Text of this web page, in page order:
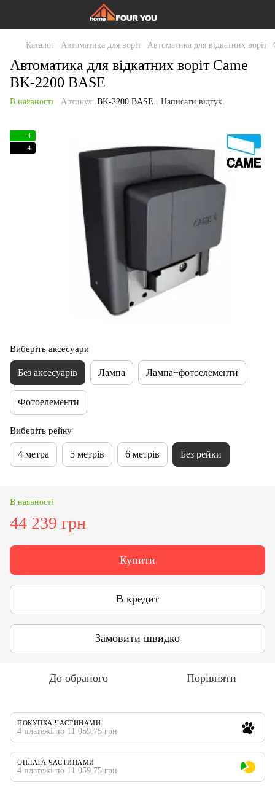
Каталог Автоматика для воріт Автоматика для відкатних воріт
Автоматика для відкатних воріт Came
ВK-2200 BASE
В наявності Артикул: ВK-2200 BASE Написати відгук
4
4
Виберіть аксесуари
Без аксесуарів Лампа Лампа+фотоелементи
Фотоелементи
Виберіть рейку
4 метра 5 метрів 6 метрів Без рейки
В наявності
44 239 грн
Купити
В кредит
Замовити швидко
До обраного Порівняти
ПОКУПКА ЧАСТИНАМИ
4 платежі по 11 059.75 грн
ОПЛАТА ЧАСТИНАМИ
4 платежі по 11 059.75 грн